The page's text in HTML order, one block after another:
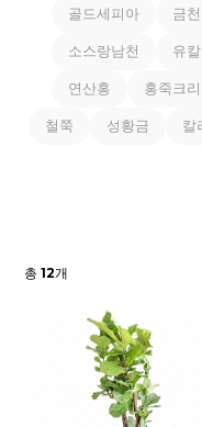
골드세피아 금
소스랑남천 유
연산홍 홍죽크
철쭉 성황금 칼
총12개